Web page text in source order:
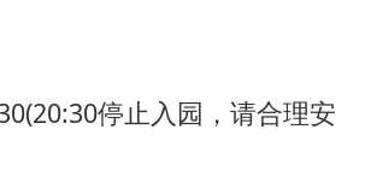
停止入园，请合理安